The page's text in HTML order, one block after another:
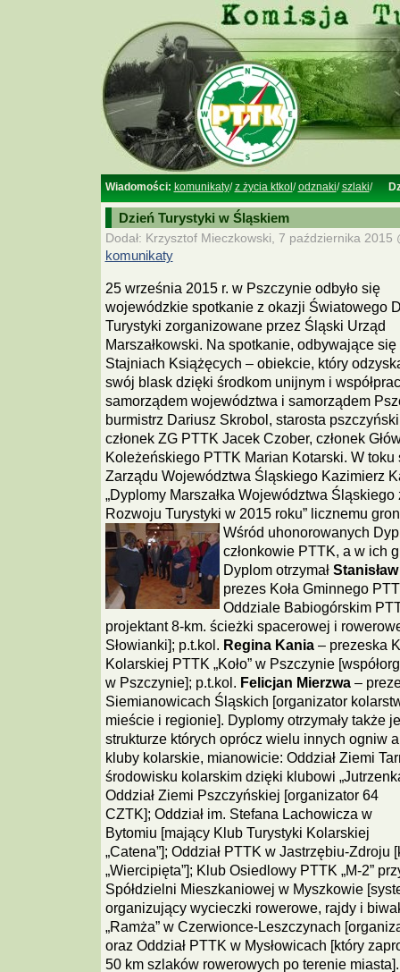
Wiadomości: komunikaty/z życia ktkol /odznaki/szlaki/
Dzień Turystyki w Śląskiem
Dodał: Krzysztof Mieczkowski, 7 października 2015
komunikaty
25 września 2015 r. w Pszczynie odbyło się
wojewódzkie spotkanie z okazji Światowego
Turystyki zorganizowane przez Śląski Urząd
Marszałkowski. Na spotkanie, odbywające się
Stajniach Książęcych – obiekcie, który
swój blask dzięki środkom unijnym i
samorządem województwa i samorządem
burmistrz Dariusz Skrobol, starosta
członek ZG PTTK Jacek Czober, członek
Koleżeńskiego PTTK Marian Kotarski. W toku
Zarządu Województwa Śląskiego Kazimierz
„Dyplomy Marszałka Województwa Śląskiego
Rozwoju Turystyki w 2015 roku” licznemu
Wśród uhonorowanych
członkowie PTTK, a w ich
Dyplom otrzymał Stanisław
prezes Koła Gminnego
Oddziale Babiogórskim
projektant 8-km. ścieżki spacerowej i
Słowianki]; p.t.kol. Regina Kania– prezeska
Kolarskiej PTTK „Koło” w Pszczynie
w Pszczynie]; p.t.kol. Felicjan Mierzwa–
Siemianowicach Śląskich [organizator
mieście i regionie]. Dyplomy otrzymały także
strukturze których oprócz wielu innych ogniw
kluby kolarskie, mianowicie: Oddział Ziemi
środowisku kolarskim dzięki klubowi
Oddział Ziemi Pszczyńskiej [organizator 64
CZTK]; Oddział im. Stefana Lachowicza w
Bytomiu [mający Klub Turystyki Kolarskiej
„Catena”]; Oddział PTTK w Jastrzębiu-Zdroju
„Wiercipięta”]; Klub Osiedlowy PTTK „M-2”
Spółdzielni Mieszkaniowej w Myszkowie
organizujący wycieczki rowerowe, rajdy i
„Ramża” w Czerwionce-Leszczynach
oraz Oddział PTTK w Mysłowicach [który
50 km szlaków rowerowych po terenie